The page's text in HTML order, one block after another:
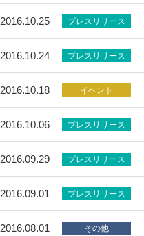
2016.10.25
2016.10.24
2016.10.18
2016.10.06
2016.09.29
2016.09.01
2016.08.01